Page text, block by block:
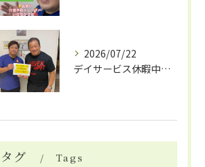
2026/07/22
デイサービス休暇中の自費リハビリ活用法
タグ Tags